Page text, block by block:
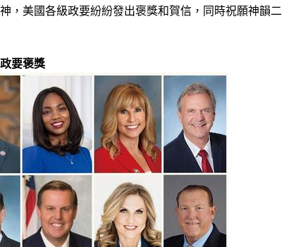
，美國各級政要紛紛發出褒獎和賀信，同時祝願神韻二
要褒獎